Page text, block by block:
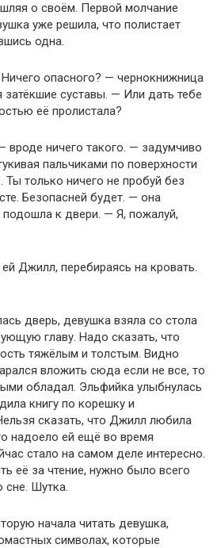
о своём. Первой молчание
уже решила, что полистает
одна.
опасного? — чернокнижница
затёкшие суставы. — Или дать тебе
её пролистала?
вроде ничего такого. — задумчиво
пальчиками по поверхности
Ты только ничего не пробуй без
Безопасней будет. — она
подошла к двери. — Я, пожалуй,
Джилл, перебираясь на кровать.
дверь, девушка взяла со стола
главу. Надо сказать, что
тяжёлым и толстым. Видно
вложить сюда если не все, то
обладал. Эльфийка улыбнулась
книгу по корешку и
сказать, что Джилл любила
надоело ей ещё во время
стало на самом деле интересно.
её за чтение, нужно было всего
сне. Шутка.
начала читать девушка,
символах, которые